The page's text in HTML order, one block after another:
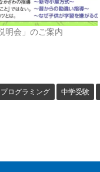
明会」のご案内
プログラミング 中学受験